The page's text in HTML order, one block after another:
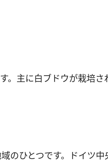
。主に白ブドウが栽培
のひとつです。ドイツ